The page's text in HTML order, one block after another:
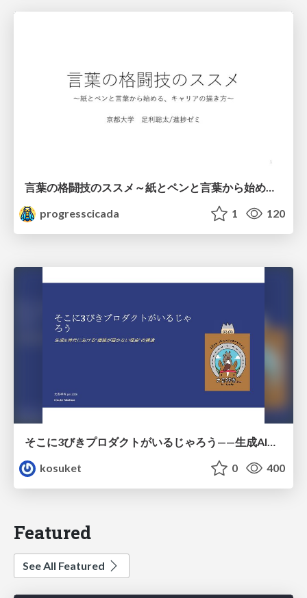
progresscicada
1 120
そこに3びきプロダクトがいるじゃろう——生成AI時代における“価値が届かない理由”の構造
kosuket
0 400
Featured
See All Featured